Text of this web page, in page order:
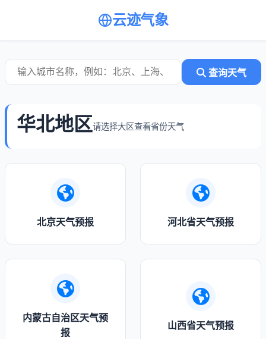
云迹气象
查询天气
华北地区请选择大区查看省份天气
北京天气预报 河北省天气预报
内蒙古自治区天气预
报
山西省天气预报